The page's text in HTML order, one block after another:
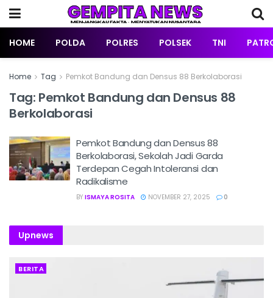
HOME POLDA POLRES POLSEK TNI
Home Tag Pemkot Bandung dan Densus 88 Berkolaborasi
Tag: Pemkot Bandung dan Densus 88
Berkolaborasi
Pemkot Bandung dan Densus 88
Berkolaborasi, Sekolah Jadi Garda
Terdepan Cegah Intoleransi dan
Radikalisme
BY ISMAYA ROSITA NOVEMBER 27, 2025 0
Upnews
BERITA